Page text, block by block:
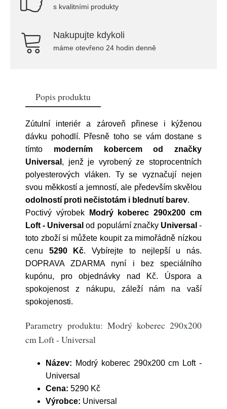
s kvalitními produkty
Nakupujte kdykoli
máme otevřeno 24 hodin denně
Popis produktu
Zútulní interiér a zároveň přinese i kýženou
dávku pohodlí. Přesně toho se vám dostane s
tímto moderním kobercem od značky
Universal , jenž je vyrobený ze stoprocentních
polyesterových vláken. Ty se vyznačují nejen
svou měkkostí a jemností, ale především skvělou
odolností proti nečistotám i blednutí barev.
Poctivý výrobek
Modrý koberec 290x200 cm
Loft - Universal od populární značky Universal -
toto zboží si můžete koupit za mimořádně nízkou
cenu 5290 Kč. Vybírejte to nejlepší u nás.
DOPRAVA ZDARMA nyní i bez speciálního
kupónu, pro objednávky nad Kč. Úspora a
spokojenost z nákupu, záleží nám na vaší
spokojenosti.
Parametry produktu: Modrý koberec 290x200
cm Loft - Universal
Název: Modrý koberec 290x200 cm Loft -
Universal
Cena: 5290 Kč
Výrobce: Universal